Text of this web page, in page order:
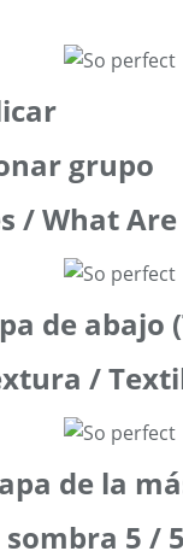
grupo
/ What
de abajo
/
de la
5 /